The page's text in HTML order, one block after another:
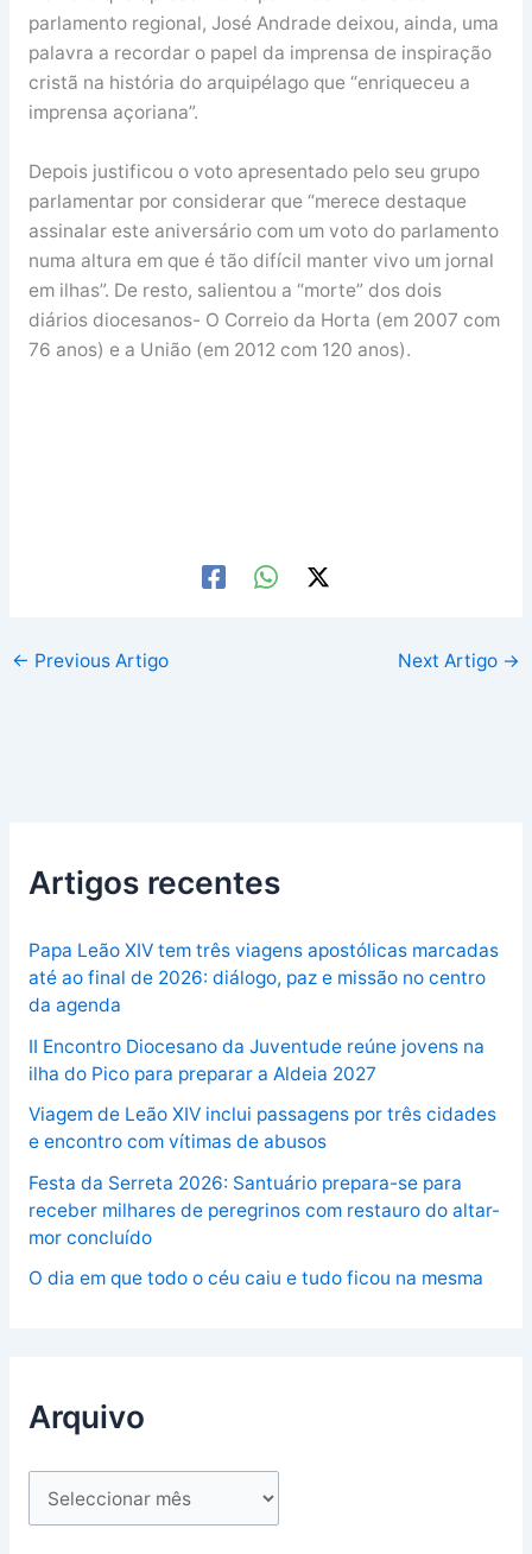
parlamento regional, José Andrade deixou, ainda, uma
palavra a recordar o papel da imprensa de inspiração
cristã na história do arquipélago que “enriqueceu a
imprensa açoriana”.
Depois justificou o voto apresentado pelo seu grupo
parlamentar por considerar que “merece destaque
assinalar este aniversário com um voto do parlamento
numa altura em que é tão difícil manter vivo um jornal
em ilhas”. De resto, salientou a “morte” dos dois
diários diocesanos- O Correio da Horta (em 2007 com
76 anos) e a União (em 2012 com 120 anos).
← Previous Artigo Next Artigo →
Artigos recentes
Papa Leão XIV tem três viagens apostólicas marcadas
até ao final de 2026: diálogo, paz e missão no centro
da agenda
II Encontro Diocesano da Juventude reúne jovens na
ilha do Pico para preparar a Aldeia 2027
Viagem de Leão XIV inclui passagens por três cidades
e encontro com vítimas de abusos
Festa da Serreta 2026: Santuário prepara-se para
receber milhares de peregrinos com restauro do altar-
mor concluído
O dia em que todo o céu caiu e tudo ficou na mesma
Arquivo